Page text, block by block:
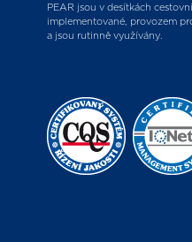
PEAR jsou v desítkách
implementované, provozem
a jsou rutinně využívány.